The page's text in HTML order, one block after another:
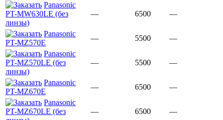
Panasonic
PT-MW630LE (без
линзы)
— 6500 —
Panasonic
PT-MZ570E
— 5500
—
Panasonic
PT-MZ570LE (без
линзы)
— 5500 —
Panasonic
PT-MZ670E
— 6500
—
Panasonic
PT-MZ670LE (без
— 6500 —